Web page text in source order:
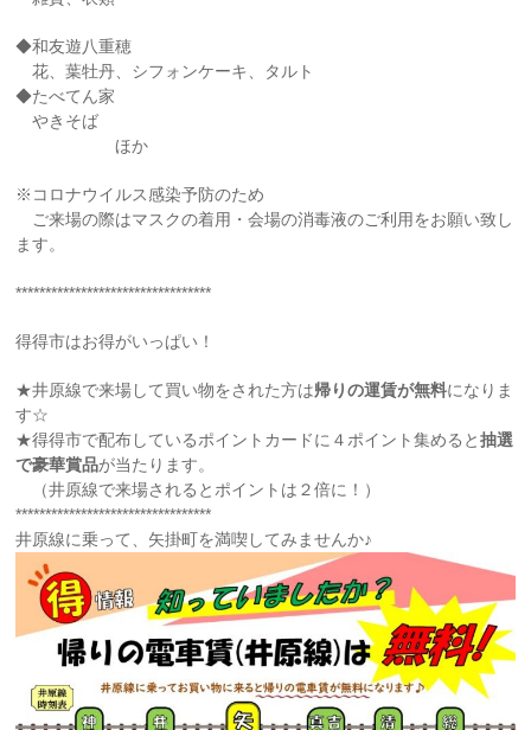
◆和友遊八重穂
花、葉牡丹、シフォンケーキ、タルト
◆たべてん家
やきそば
ほか
※コロナウイルス感染予防のため
ご来場の際はマスクの着用・会場の消毒液のご利用をお願い致し
ます。
*********************************
得得市はお得がいっぱい！
★井原線で来場して買い物をされた方は帰りの運賃が無料になりま
す☆
★得得市で配布しているポイントカードに４ポイント集めると抽選
で豪華賞品が当たります。
（井原線で来場されるとポイントは２倍に！）
*********************************
井原線に乗って、矢掛町を満喫してみませんか♪